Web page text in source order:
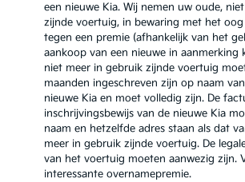
een nieuwe Kia. Wij nemen uw oude,
zijnde voertuig, in bewaring met het
tegen een premie (afhankelijk van het
aankoop van een nieuwe in aanmerking
niet meer in gebruik zijnde voertuig
maanden ingeschreven zijn op naam
nieuwe Kia en moet volledig zijn. De
inschrijvingsbewijs van de nieuwe Kia
naam en hetzelfde adres staan als dat
meer in gebruik zijnde voertuig. De
van het voertuig moeten aanwezig zijn.
interessante overnamepremie.